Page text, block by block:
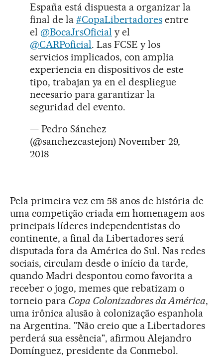
España está dispuesta a organizar la
final de la #CopaLibertadores entre
el @BocaJrsOficial y el
@CARPoficial. Las FCSE y los
servicios implicados, con amplia
experiencia en dispositivos de este
tipo, trabajan ya en el despliegue
necesario para garantizar la
seguridad del evento.
— Pedro Sánchez
(@sanchezcastejon) November 29,
2018
Pela primeira vez em 58 anos de história de
uma competição criada em homenagem aos
principais líderes independentistas do
continente, a final da Libertadores será
disputada fora da América do Sul. Nas redes
sociais, circulam desde o início da tarde,
quando Madri despontou como favorita a
receber o jogo, memes que rebatizam o
torneio para Copa Colonizadores da América,
uma irônica alusão à colonização espanhola
na Argentina. "Não creio que a Libertadores
perderá sua essência", afirmou Alejandro
Domínguez, presidente da Conmebol.